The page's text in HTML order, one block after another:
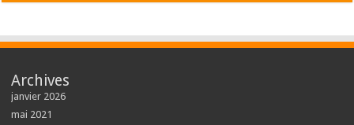
Archives
janvier 2026
mai 2021